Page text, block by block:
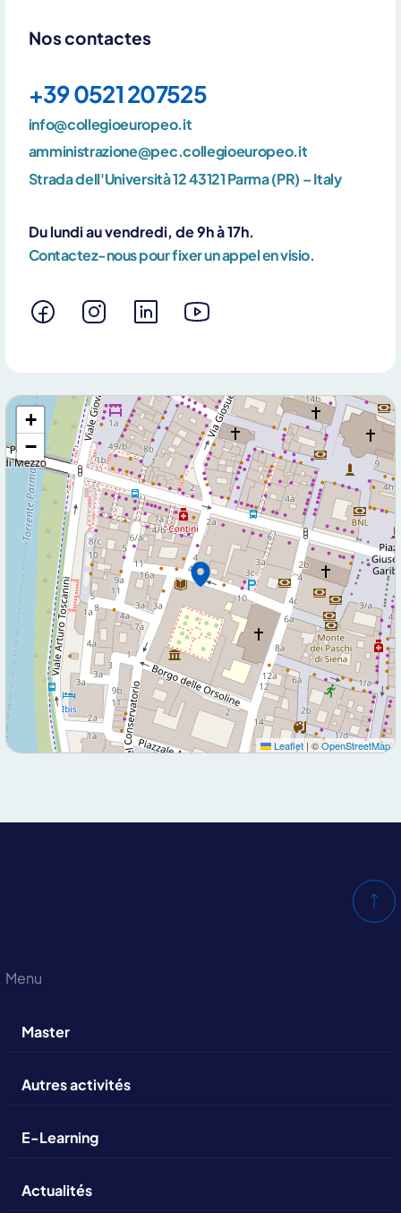
Nos contactes
+39 0521 207525
info@collegioeuropeo.it
amministrazione@pec.collegioeuropeo.it
Strada dell'Università 12 43121 Parma (PR) – Italy
Du lundi au vendredi, de 9h à 17h.
Contactez-nous pour fixer un appel en visio.
+
−
Leaflet | ©OpenStreetMap
Menu
Master
Autres activités
E-Learning
Actualités